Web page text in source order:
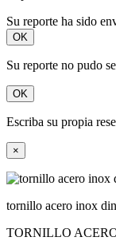
Su reporte ha sido
OK
Su reporte no pudo
OK
Escriba su propia
×
tornillo acero inox
TORNILLO